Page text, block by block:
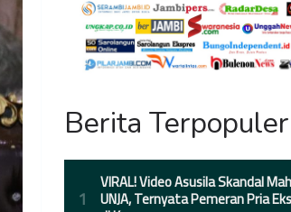
Berita Terpopuler